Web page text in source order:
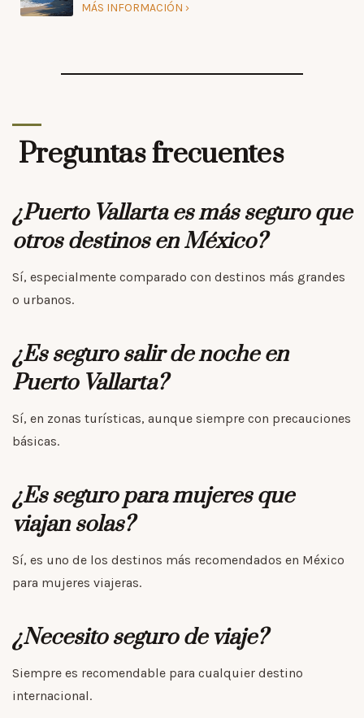
MÁS INFORMACIÓN
Preguntas frecuentes
¿Puerto Vallarta es más seguro que
otros destinos en México?
Sí, especialmente comparado con destinos más grandes
o urbanos.
¿Es seguro salir de noche en
Puerto Vallarta?
Sí, en zonas turísticas, aunque siempre con precauciones
básicas.
¿Es seguro para mujeres que
viajan solas?
Sí, es uno de los destinos más recomendados en México
para mujeres viajeras.
¿Necesito seguro de viaje?
Siempre es recomendable para cualquier destino
internacional.